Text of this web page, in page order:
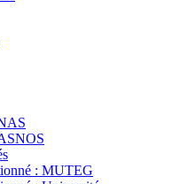
: MUTEG